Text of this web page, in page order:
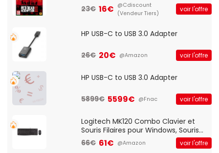
23€ 16€ @Cdiscount
(Vendeur Tiers)
voir l'offre
HP USB-C to USB 3.0 Adapter
26€ 20€ @Amazon voir l'offre
HP USB-C to USB 3.0 Adapter
5899€ 5599€ @Fnac voir l'offre
Logitech MK120 Combo Clavier et
Souris Filaires pour Windows, Souris
Optique Filaire, Connexion USB Plug
And Play, Confortable, Taille
66€ 61€ @Amazon voir l'offre